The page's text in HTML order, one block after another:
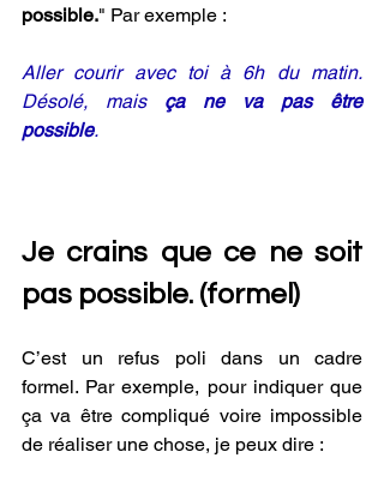
possible." Par exemple :
Aller courir avec toi à 6h du matin.
Désolé, mais ça ne va pas être
possible.
Je crains que ce ne soit
pas possible. (formel)
C’est un refus poli dans un cadre
formel. Par exemple, pour indiquer que
ça va être compliqué voire impossible
de réaliser une chose, je peux dire :